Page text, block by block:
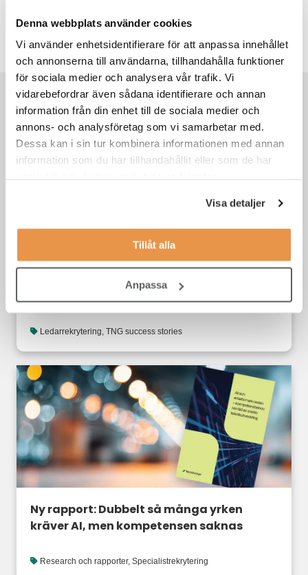
Denna webbplats använder cookies
Vi använder enhetsidentifierare för att anpassa innehållet
och annonserna till användarna, tillhandahålla funktioner
för sociala medier och analysera vår trafik. Vi
vidarebefordrar även sådana identifierare och annan
information från din enhet till de sociala medier och
annons- och analysföretag som vi samarbetar med.
Dessa kan i sin tur kombinera informationen med annan
information som du har tillhandahållit eller som de har
Visa detaljer
Tillåt alla
Anpassa
också med sig av artiklar med jobb- och karriärtips samt
yrkesguider för de i början av sin karriär.
Rekommenderat för dig
Itaab hittade sin nästa VD – ett år av
höga krav och rätt beslut
Ledarrekrytering, TNG success stories
Ny rapport: Dubbelt så många yrken
kräver AI, men kompetensen saknas
Research och rapporter, Specialistrekrytering